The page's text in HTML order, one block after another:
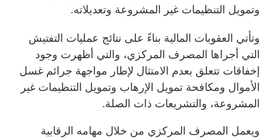
وتمويل التنظيمات غير المشروعة وتعديلاته.
وتأتي العقوبات المالية بناءً على نتائج عمليات التفتيش
التي أجراها المصرف المركزي، والتي أظهرت وجود
إخفاقات تتعلق بعدم الامتثال لإطار مواجهة جرائم غسل
الأموال ومكافحة تمويل الإرهاب وتمويل التنظيمات غير
المشروعة، والتشريعات ذات الصلة.
ويعمل المصرف المركزي من خلال مهامه الرقابية